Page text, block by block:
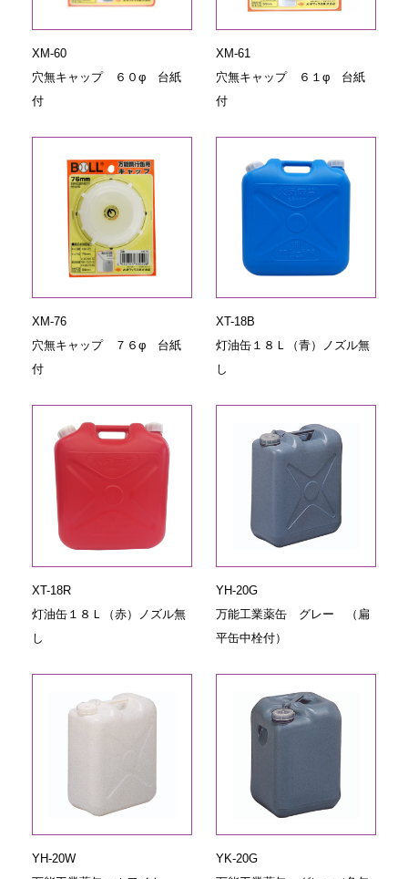
XM-60
穴無キャップ ６０φ 台紙
付
XM-61
穴無キャップ ６１φ 台紙
付
XM-76
穴無キャップ ７６φ 台紙
付
XT-18B
灯油缶１８Ｌ（青）ノズル無
し
XT-18R
灯油缶１８Ｌ（赤）ノズル無
し
YH-20G
万能工業薬缶 グレー （扁
平缶中栓付）
YH-20W
YK-20G